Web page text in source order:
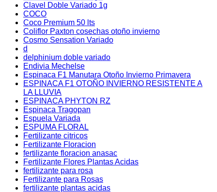
Clavel Doble Variado 1g
COCO
Coco Premium 50 lts
Coliflor Paxton cosechas otoño invierno
Cosmo Sensation Variado
d
delphinium doble variado
Endivia Mechelse
Espinaca F1 Manutara Otoño Invierno Primavera
ESPINACA F1 OTOÑO INVIERNO RESISTENTE A
LA LLUVIA
ESPINACA PHYTON RZ
Espinaca Tragopan
Espuela Variada
ESPUMA FLORAL
Fertilizante citricos
Fertilizante Floracion
fertilizante floracion anasac
Fertilizante Flores Plantas Acidas
fertilizante para rosa
Fertilizante para Rosas
fertilizante plantas acidas